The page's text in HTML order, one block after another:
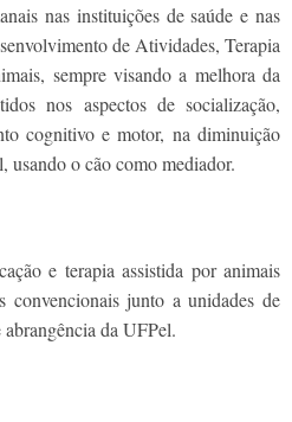
nas instituições de saúde e nas
de Atividades, Terapia
sempre visando a melhora da
nos aspectos de socialização,
cognitivo e motor, na diminuição
usando o cão como mediador.
e terapia assistida por animais
convencionais junto a unidades de
da UFPel.